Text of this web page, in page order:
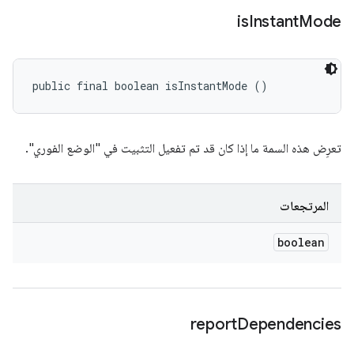
isInstantMode
public final boolean isInstantMode ()
تعرِض هذه السمة ما إذا كان قد تم تفعيل التثبيت في "الوضع الفوري".
المرتجعات
boolean
reportDependencies